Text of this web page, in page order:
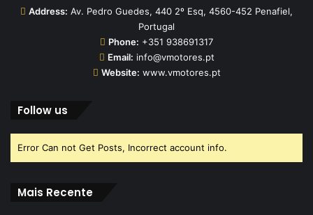
Address: Av. Pedro Guedes, 440 2º Esq, 4560-452 Penafiel,
Portugal
Phone: +351 938691317
Email: info@vmotores.pt
Website: www.vmotores.pt
Follow us
Error Can not Get Posts, Incorrect account info.
Mais Recente